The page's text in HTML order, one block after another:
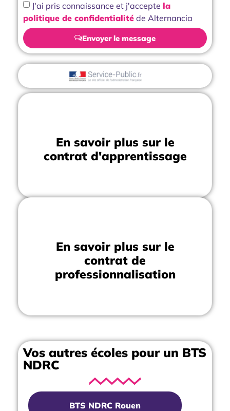
J'ai pris connaissance et j'accepte la
politique de confidentialité de Alternancia
Envoyer le message
En savoir plus sur le
contrat d'apprentissage
En savoir plus sur le
contrat de
professionnalisation
Vos autres écoles pour un BTS
NDRC
BTS NDRC Rouen